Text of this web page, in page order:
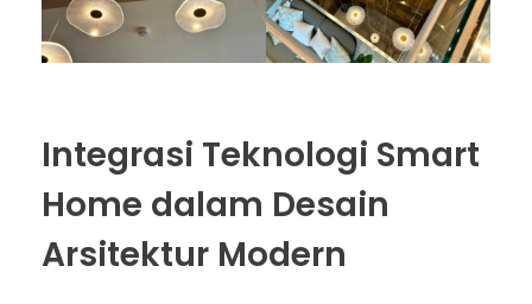
Integrasi Teknologi Smart
Home dalam Desain
Arsitektur Modern